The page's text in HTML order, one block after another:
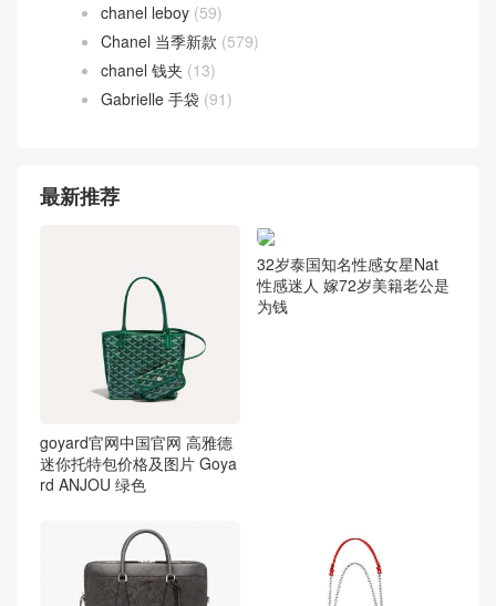
chanel leboy (59)
Chanel 当季新款 (579)
chanel 钱夹 (13)
Gabrielle 手袋 (91)
最新推荐
goyard官网中国官网 高雅德
迷你托特包价格及图片 Goya
rd ANJOU 绿色
32岁泰国知名性感女星Nat
性感迷人 嫁72岁美籍老公是
为钱